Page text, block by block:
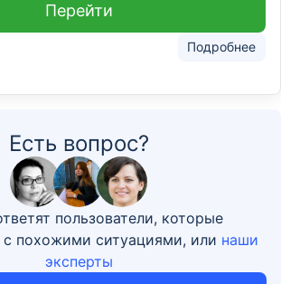
Подробнее
Перейти
Есть вопрос?
пользователи, которые
с похожими ситуациями, или наши
эксперты